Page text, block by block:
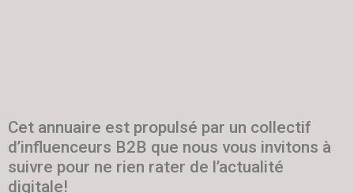
Cet annuaire est propulsé par un collectif
d’influenceurs B2B que nous vous invitons à
suivre pour ne rien rater de l’actualité
digitale!